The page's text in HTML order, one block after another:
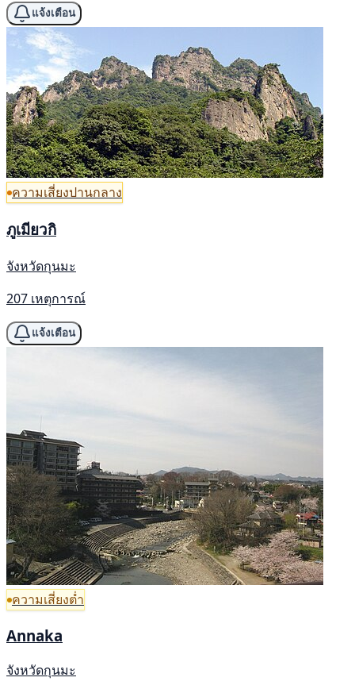
แจ้งเตือน
ความเสี่ยงปานกลาง
ภูเมียวกิ
จังหวัดกุนมะ
207 เหตุการณ์
แจ้งเตือน
ความเสี่ยงต่ำ
Annaka
จังหวัดกุนมะ